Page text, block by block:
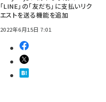
「LINE」の「友だち」に支払いリク
エストを送る機能を追加
2022年6月15日 7:01